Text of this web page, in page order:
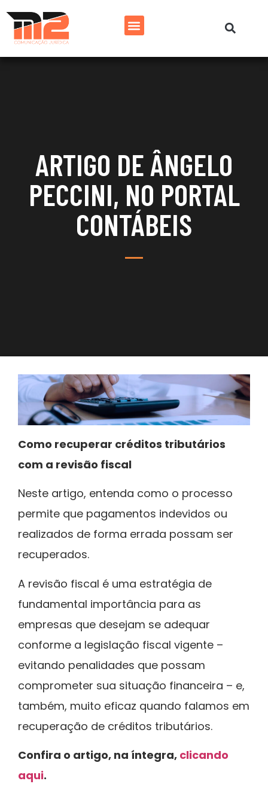
ARTIGO DE ÂNGELO
PECCINI, NO PORTAL
CONTÁBEIS
Como recuperar créditos tributários
com a revisão fiscal
Neste artigo, entenda como o processo
permite que pagamentos indevidos ou
realizados de forma errada possam ser
recuperados.
A revisão fiscal é uma estratégia de
fundamental importância para as
empresas que desejam se adequar
conforme a legislação fiscal vigente –
evitando penalidades que possam
comprometer sua situação financeira – e,
também, muito eficaz quando falamos em
recuperação de créditos tributários.
Confira o artigo, na íntegra, clicando
aqui.